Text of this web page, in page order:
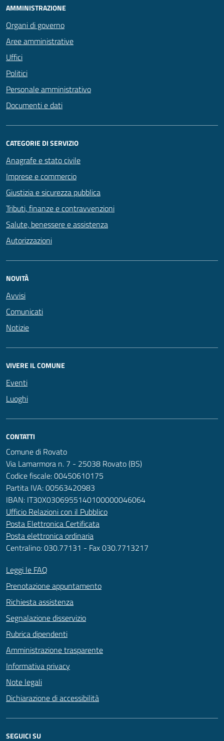
AMMINISTRAZIONE
Organi di governo
Aree amministrative
Uffici
Politici
Personale amministrativo
Documenti e dati
CATEGORIE DI SERVIZIO
Anagrafe e stato civile
Imprese e commercio
Giustizia e sicurezza pubblica
Tributi, finanze e contravvenzioni
Salute, benessere e assistenza
Autorizzazioni
NOVITÀ
Avvisi
Comunicati
Notizie
VIVERE IL COMUNE
Eventi
Luoghi
CONTATTI
Comune di Rovato
Via Lamarmora n. 7 - 25038 Rovato (BS)
Codice fiscale: 00450610175
Partita IVA: 00563420983
IBAN: IT30X0306955140100000046064
Ufficio Relazioni con il Pubblico
Posta Elettronica Certificata
Posta elettronica ordinaria
Centralino: 030.77131 - Fax 030.7713217
Leggi le FAQ
Prenotazione appuntamento
Richiesta assistenza
Segnalazione disservizio
Rubrica dipendenti
Amministrazione trasparente
Informativa privacy
Note legali
Dichiarazione di accessibilità
SEGUICI SU